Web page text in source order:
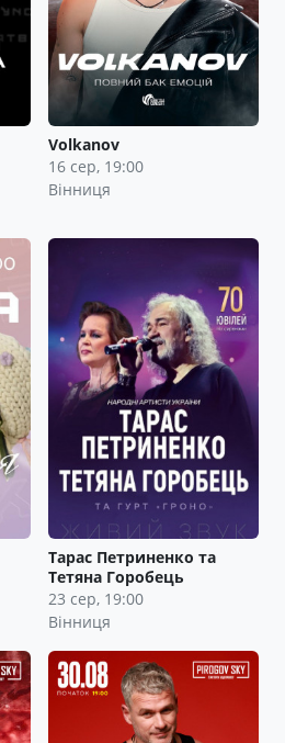
Volkanov
16 сер, 19:00
Вінниця
Тарас Петриненко та
Тетяна Горобець
23 сер, 19:00
Вінниця